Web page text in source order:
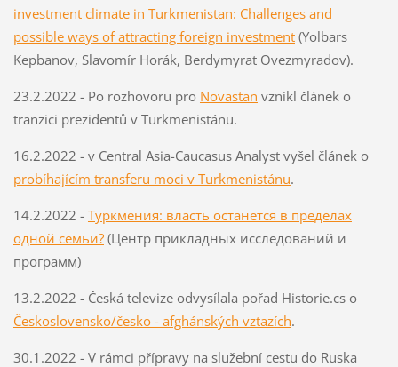
investment climate in Turkmenistan: Challenges and
possible ways of attracting foreign investment(Yolbars
Kepbanov, Slavomír Horák, Berdymyrat Ovezmyradov).
23.2.2022 - Po rozhovoru pro Novastan vznikl článek o
tranzici prezidentů v Turkmenistánu.
16.2.2022 - v Central Asia-Caucasus Analyst vyšel článek o
probíhajícím transferu moci v Turkmenistánu.
14.2.2022 - Туркмения: власть останется в пределах
одной семьи?(Центр прикладных исследований и
программ)
13.2.2022 - Česká televize odvysílala pořad Historie.cs o
Československo/česko - afghánských vztazích.
30.1.2022 - V rámci přípravy na služební cestu do Ruska